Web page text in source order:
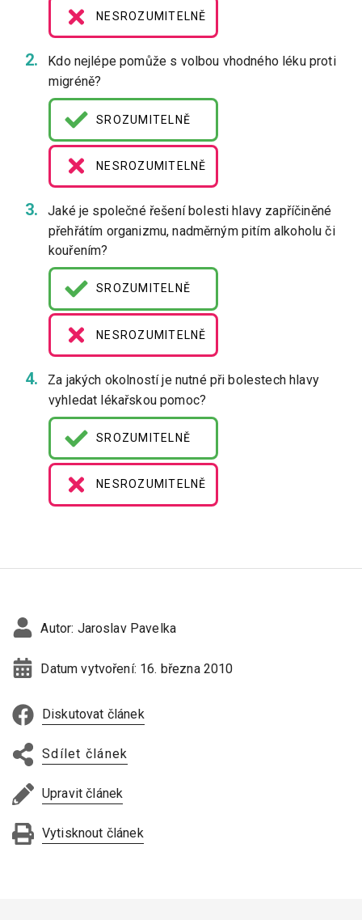
NESROZUMITELNĚ
Kdo nejlépe pomůže s volbou vhodného léku proti
migréně?
SROZUMITELNĚ
NESROZUMITELNĚ
Jaké je společné řešení bolesti hlavy zapříčiněné
přehřátím organizmu, nadměrným pitím alkoholu či
kouřením?
SROZUMITELNĚ
NESROZUMITELNĚ
Za jakých okolností je nutné při bolestech hlavy
vyhledat lékařskou pomoc?
SROZUMITELNĚ
NESROZUMITELNĚ
Autor: Jaroslav Pavelka
Datum vytvoření: 16. března 2010
Diskutovat článek
Sdílet článek
Upravit článek
Vytisknout článek